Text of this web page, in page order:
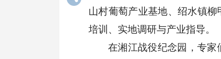
历任会长 省级动态
山村葡萄产业基地、绍水镇
培训、实地调研与产业指导。
在湘江战役纪念园，专